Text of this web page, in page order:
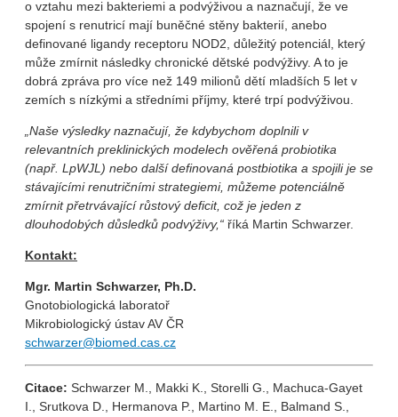
o vztahu mezi bakteriemi a podvýživou a naznačují, že ve
spojení s renutricí mají buněčné stěny bakterií, anebo
definované ligandy receptoru NOD2, důležitý potenciál, který
může zmírnit následky chronické dětské podvýživy. A to je
dobrá zpráva pro více než 149 milionů dětí mladších 5 let v
zemích s nízkými a středními příjmy, které trpí podvýživou.
„Naše výsledky naznačují, že kdybychom doplnili v
relevantních preklinických modelech ověřená probiotika
(např. LpWJL) nebo další definovaná postbiotika a spojili je se
stávajícími renutričními strategiemi, můžeme potenciálně
zmírnit přetrvávající růstový deficit, což je jeden z
dlouhodobých důsledků podvýživy,“ říká Martin Schwarzer.
Kontakt:
Mgr. Martin Schwarzer, Ph.D.
Gnotobiologická laboratoř
Mikrobiologický ústav AV ČR
schwarzer@biomed.cas.cz
Citace: Schwarzer M., Makki K., Storelli G., Machuca-Gayet
I., Srutkova D., Hermanova P., Martino M. E., Balmand S.,